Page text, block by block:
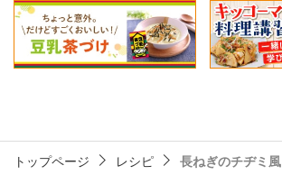
トップページ レシピ 長ねぎのチヂミ風